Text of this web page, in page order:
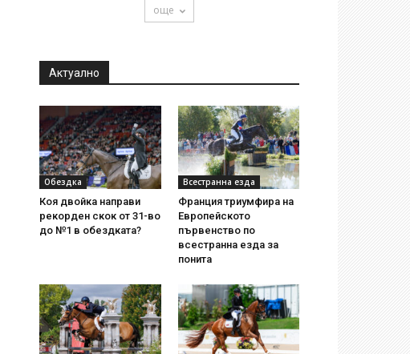
още
Актуално
Обездка
Коя двойка направи
рекорден скок от 31-во
до №1 в обездката?
Всестранна езда
Франция триумфира на
Европейското
първенство по
всестранна езда за
понита